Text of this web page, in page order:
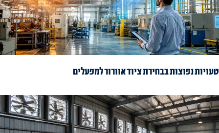
טעויות נפוצות בבחירת ציוד אוורור למפעלים